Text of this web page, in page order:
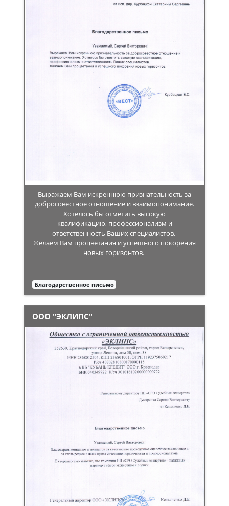
Выражаем Вам искреннюю признательность за
добросовестное отношение и взаимопонимание.
Хотелось бы отметить высокую
квалификацию, профессионализм и
ответственность Ваших специалистов.
Желаем Вам процветания и успешного покорения
новых горизонтов.
Благодарственное письмо
ООО "ЭКЛИПС"